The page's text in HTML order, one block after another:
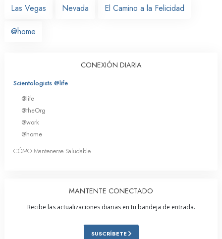
Las Vegas
Nevada El Camino a la Felicidad
@home
CONEXIÓN DIARIA
Scientologists @life
@life
@theOrg
@work
@home
CÓMO Mantenerse Saludable
MANTENTE CONECTADO
Recibe las actualizaciones diarias en tu bandeja de entrada.
SUSCRÍBETE